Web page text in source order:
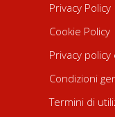
Privacy Policy
Cookie Policy
Privacy
Condizioni
Termini di